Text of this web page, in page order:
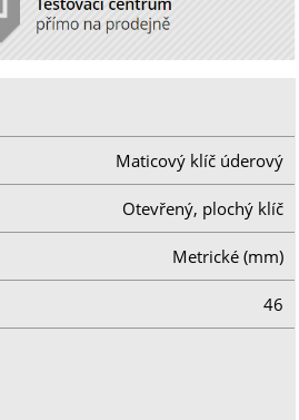
Maticový klíč úderový
Otevřený, plochý klíč
Metrické (mm)
46